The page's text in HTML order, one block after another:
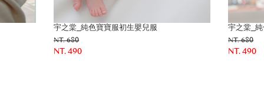
宇之棠_純色寶寶服初生嬰兒服
NT. 680
NT. 490
宇之棠_
NT. 680
NT. 490